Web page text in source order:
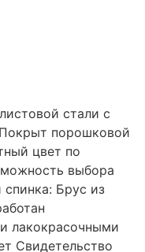
стали с
порошковой
цвет по
выбора
Брус из
лакокрасочными
Свидетельство